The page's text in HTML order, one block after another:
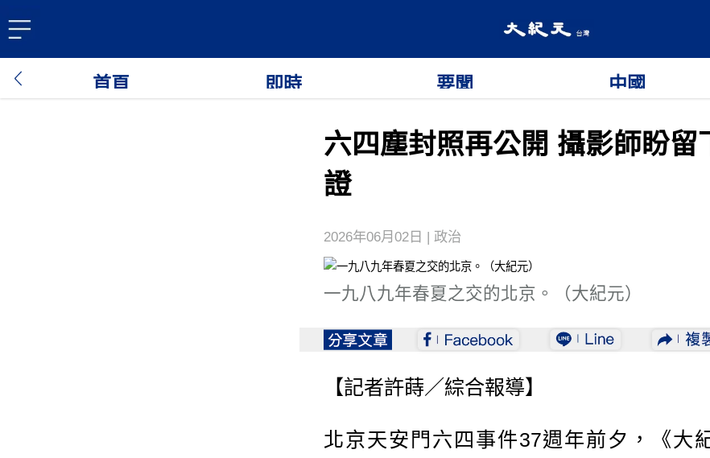
首頁 即時 要聞 中國
六四塵封照再公開 攝影師盼留
證
2026年06月02日 | 政治
一九八九年春夏之交的北京。（大紀元）
【記者許蒔／綜合報導】
北京天安門六四事件37週年前夕，《大